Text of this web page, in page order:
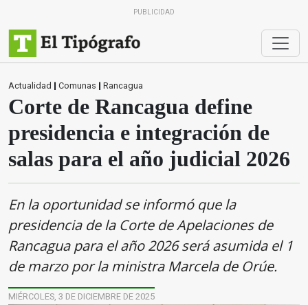
PUBLICIDAD
Actualidad | Comunas | Rancagua
Corte de Rancagua define
presidencia e integración de
salas para el año judicial 2026
En la oportunidad se informó que la
presidencia de la Corte de Apelaciones de
Rancagua para el año 2026 será asumida el 1
de marzo por la ministra Marcela de Orúe.
MIÉRCOLES, 3 DE DICIEMBRE DE 2025